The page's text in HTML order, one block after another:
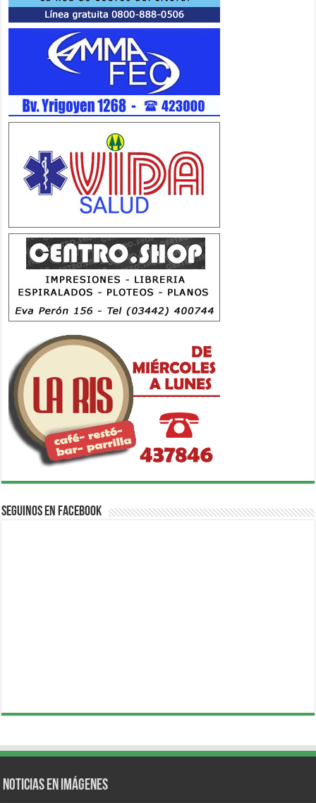
Seguinos en Facebook
Noticias en Imágenes